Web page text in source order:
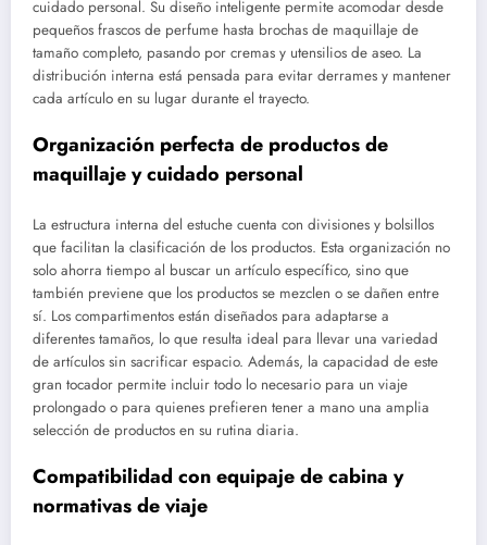
cuidado personal. Su diseño inteligente permite acomodar desde
pequeños frascos de perfume hasta brochas de maquillaje de
tamaño completo, pasando por cremas y utensilios de aseo. La
distribución interna está pensada para evitar derrames y mantener
cada artículo en su lugar durante el trayecto.
Organización perfecta de productos de
maquillaje y cuidado personal
La estructura interna del estuche cuenta con divisiones y bolsillos
que facilitan la clasificación de los productos. Esta organización no
solo ahorra tiempo al buscar un artículo específico, sino que
también previene que los productos se mezclen o se dañen entre
sí. Los compartimentos están diseñados para adaptarse a
diferentes tamaños, lo que resulta ideal para llevar una variedad
de artículos sin sacrificar espacio. Además, la capacidad de este
gran tocador permite incluir todo lo necesario para un viaje
prolongado o para quienes prefieren tener a mano una amplia
selección de productos en su rutina diaria.
Compatibilidad con equipaje de cabina y
normativas de viaje